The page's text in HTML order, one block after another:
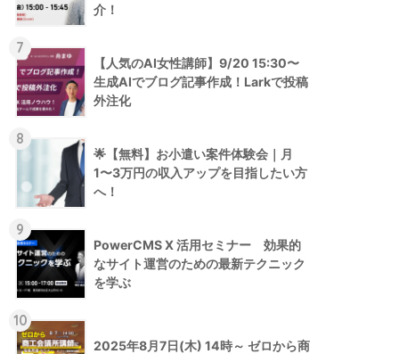
介！
7
【人気のAI女性講師】9/20 15:30〜
生成AIでブログ記事作成！Larkで投稿
外注化
8
🌟【無料】お小遣い案件体験会｜月
1〜3万円の収入アップを目指したい方
へ！
9
PowerCMS X 活用セミナー 効果的
なサイト運営のための最新テクニック
を学ぶ
10
2025年8月7日(木) 14時～ ゼロから商